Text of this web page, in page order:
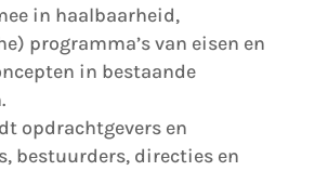
in haalbaarheid,
programma’s van eisen en
in bestaande
opdrachtgevers en
bestuurders, directies en